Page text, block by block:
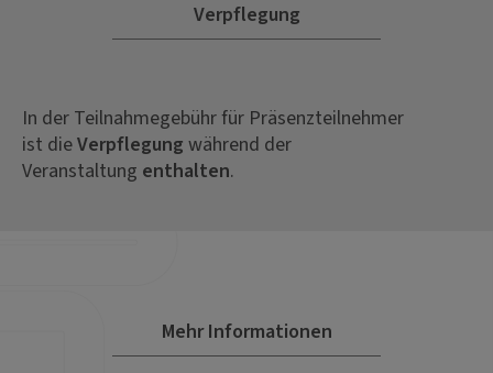
Verpflegung
In der Teilnahmegebühr für Präsenzteilnehmer
ist dieVerpflegung während der
Veranstaltung enthalten.
Mehr Informationen